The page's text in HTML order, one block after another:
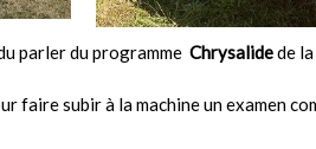
parler du programme Chrysalidede
faire subir à la machine un examen